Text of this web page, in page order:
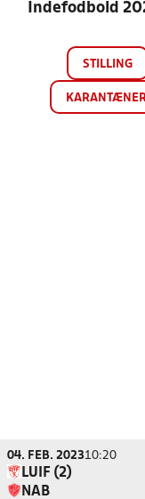
Indefodbold
STILLING
04. FEB. 202310:20
LUIF (2)
NAB